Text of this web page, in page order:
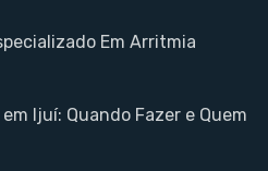
Em Arritmia
Ijuí: Quando Fazer e Quem